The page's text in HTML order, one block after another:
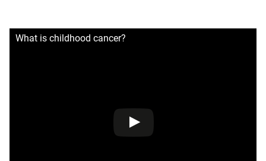
What is childhood cancer?